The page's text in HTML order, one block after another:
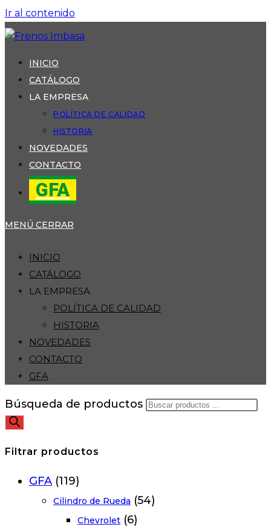
Ir al contenido
INICIO
CATÁLOGO
LA EMPRESA
POLÍTICA DE CALIDAD
HISTORIA
NOVEDADES
CONTACTO
GFA
MENÚ CERRAR
INICIO
CATÁLOGO
LA EMPRESA
POLÍTICA DE CALIDAD
HISTORIA
NOVEDADES
CONTACTO
GFA
Búsqueda de productos
Filtrar productos
GFA (119)
Cilindro de Rueda (54)
Chevrolet (6)